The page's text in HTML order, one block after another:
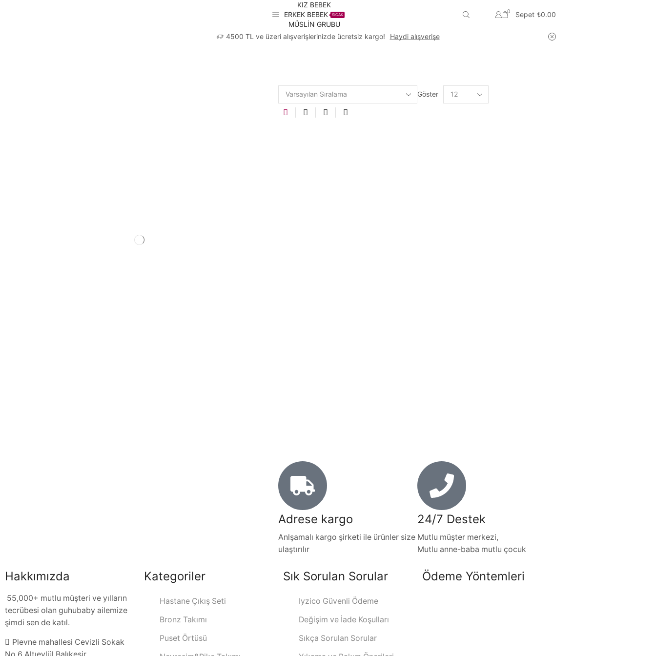
KIZ BEBEK
ERKEK BEBEK
SICAK
MÜSLİN GRUBU
0 Sepet ₺0.00
4500 TL ve üzeri alışverişlerinizde ücretsiz kargo! Haydi alışverişe
Göster
Adrese kargo
Anlşamalı kargo şirketi ile ürünler size
ulaştırılır
24/7 Destek
Mutlu müşter merkezi,
Mutlu anne-baba mutlu çocuk
Hakkımızda
55,000+ mutlu müşteri ve yılların
tecrübesi olan guhubaby ailemize
şimdi sen de katıl.
Plevne mahallesi Cevizli Sokak
Kategoriler
Hastane Çıkış Seti
Bronz Takımı
Puset Örtüsü
Sık Sorulan Sorular
Iyzico Güvenli Ödeme
Değişim ve İade Koşulları
Sıkça Sorulan Sorular
Ödeme Yöntemleri